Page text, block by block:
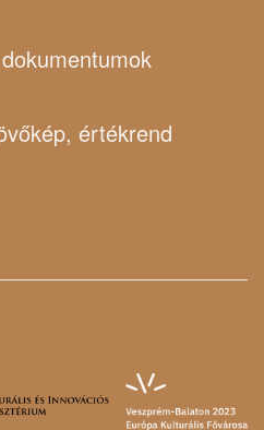
értékrend